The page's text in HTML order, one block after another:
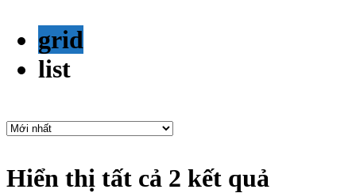
grid
list
Hiển thị tất cả 2 kết quả